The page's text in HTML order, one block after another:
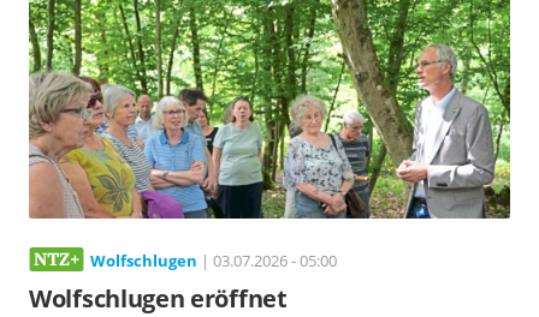
Wolfschlugen | 03.07.2026 - 05:00
Wolfschlugen eröffnet